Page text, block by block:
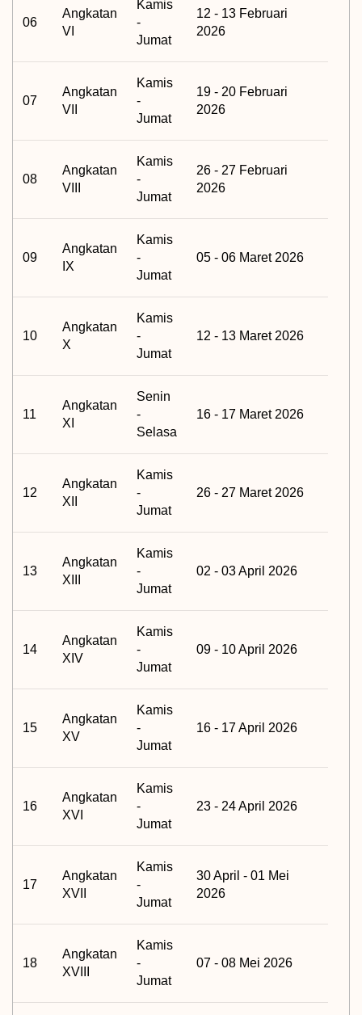
06
Angkatan
VI
Kamis
-
Jumat
12 - 13 Februari
2026
07
Angkatan
VII
Kamis
-
Jumat
19 - 20 Februari
2026
08
Angkatan
VIII
Kamis
-
Jumat
26 - 27 Februari
2026
09
Angkatan
IX
Kamis
-
Jumat
05 - 06 Maret 2026
10
Angkatan
X
Kamis
-
Jumat
12 - 13 Maret 2026
11
Angkatan
XI
Senin
-
Selasa
16 - 17 Maret 2026
12
Angkatan
XII
Kamis
-
Jumat
26 - 27 Maret 2026
13
Angkatan
XIII
Kamis
-
Jumat
02 - 03 April 2026
14
Angkatan
XIV
Kamis
-
Jumat
09 - 10 April 2026
15
Angkatan
XV
Kamis
-
Jumat
16 - 17 April 2026
16
Angkatan
XVI
Kamis
-
Jumat
23 - 24 April 2026
17
Angkatan
XVII
Kamis
-
Jumat
30 April - 01 Mei
2026
18
Angkatan
XVIII
Kamis
-
Jumat
07 - 08 Mei 2026